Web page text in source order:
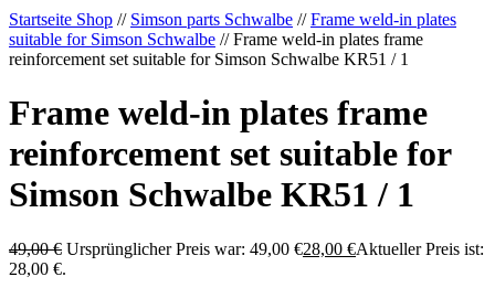
Startseite Shop // Simson parts Schwalbe //Frame weld-in plates
suitable for Simson Schwalbe // Frame weld-in plates frame
reinforcement set suitable for Simson Schwalbe KR51 / 1
Frame weld-in plates frame
reinforcement set suitable for
Simson Schwalbe KR51 / 1
49,00€ Ursprünglicher Preis war: 49,00 €28,00 €Aktueller Preis ist:
28,00 €.